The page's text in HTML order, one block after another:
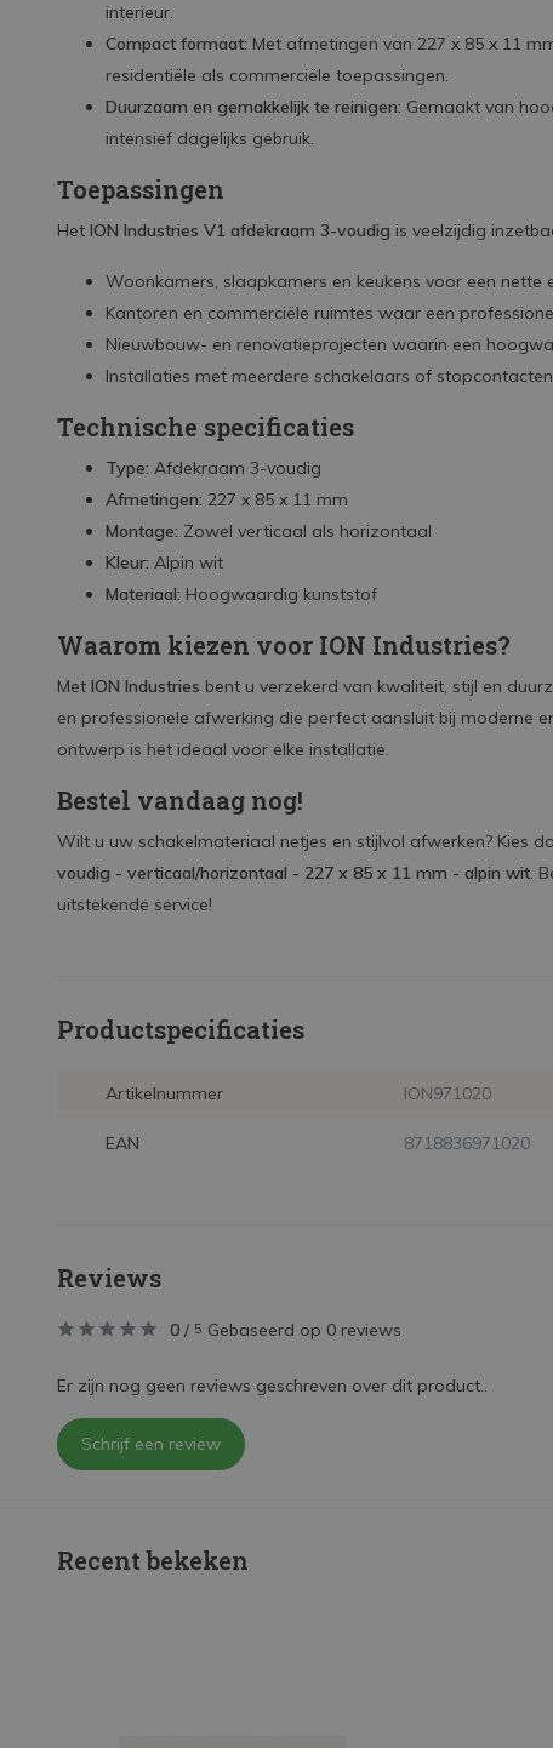
interieur.
Compact formaat: Met afmetingen van 227 x 85 x 11
residentiële als commerciële toepassingen.
Duurzaam en gemakkelijk te reinigen: Gemaakt van
intensief dagelijks gebruik.
Toepassingen
Het ION Industries V1 afdekraam 3-voudig is veelzijdig
Woonkamers, slaapkamers en keukens voor een
Kantoren en commerciële ruimtes waar een
Nieuwbouw- en renovatieprojecten waarin een
Installaties met meerdere schakelaars of
Technische specificaties
Type: Afdekraam 3-voudig
Afmetingen: 227 x 85 x 11 mm
Montage: Zowel verticaal als horizontaal
Kleur: Alpin wit
Materiaal: Hoogwaardig kunststof
Waarom kiezen voor ION Industries?
Met ION Industries bent u verzekerd van kwaliteit, stijl en
en professionele afwerking die perfect aansluit bij moderne
ontwerp is het ideaal voor elke installatie.
Bestel vandaag nog!
Wilt u uw schakelmateriaal netjes en stijlvol afwerken? Kies
voudig - verticaal/horizontaal - 227 x 85 x 11 mm - alpin wit.
uitstekende service!
Productspecificaties
Artikelnummer ION971020
EAN 8718836971020
Reviews
0 / 5 Gebaseerd op 0 reviews
Er zijn nog geen reviews geschreven over dit product..
Schrijf een review
Recent bekeken